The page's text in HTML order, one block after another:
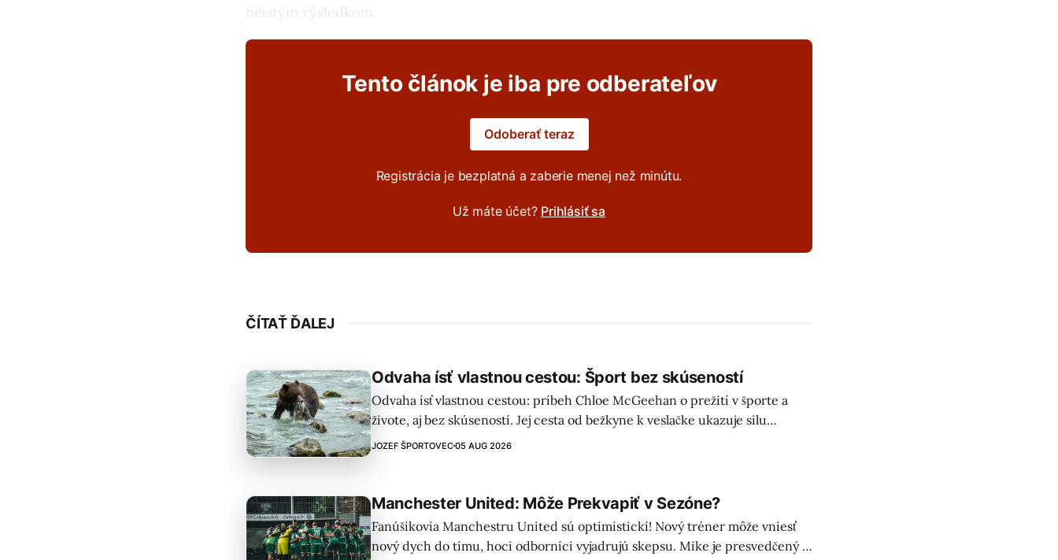
neistým výsledkom.
Tento článok je iba pre odberateľov
Odoberať teraz
Registrácia je bezplatná a zaberie menej než minútu.
Už máte účet? Prihlásiť sa
ČÍTAŤ ĎALEJ
Odvaha ísť vlastnou cestou: Šport bez skúseností
Odvaha ísť vlastnou cestou: príbeh Chloe McGeehan o prežití v športe a
živote, aj bez skúseností. Jej cesta od bežkyne k veslačke ukazuje silu
odolnosti, sebavedomia a adaptácie na nové výzvy.
JOZEF ŠPORTOVEC05 AUG 2026
Manchester United: Môže Prekvapiť v Sezóne?
Fanúšikovia Manchestru United sú optimistickí! Nový tréner môže vniesť
nový dych do tímu, hoci odborníci vyjadrujú skepsu. Mike je presvedčený o